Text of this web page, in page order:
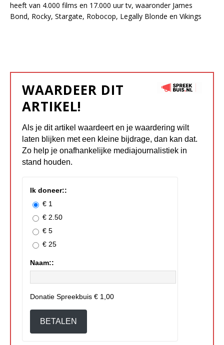
heeft van 4.000 films en 17.000 uur tv, waaronder James
Bond, Rocky, Stargate, Robocop, Legally Blonde en Vikings
WAARDEER DIT
ARTIKEL!
Als je dit artikel waardeert en je waardering wilt
laten blijken met een kleine bijdrage, dan kan dat.
Zo help je onafhankelijke mediajournalistiek in
stand houden.
Ik doneer::
€ 1
€ 2.50
€ 5
€ 25
Naam::
Donatie Spreekbuis € 1,00
BETALEN